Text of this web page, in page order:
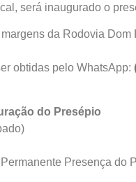
será inaugurado o
da Rodovia
obtidas pelo WhatsApp:
do Presépio
Presença do